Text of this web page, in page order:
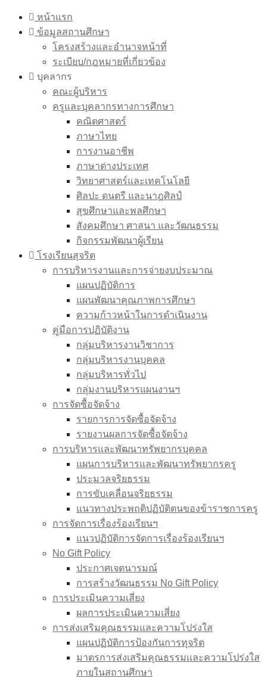
Skip
หน้าแรก
ข้อมูลสถานศึกษา
โครงสร้างและอำนาจหน้าที่
ระเบียบ/กฎหมายที่เกี่ยวข้อง
บุคลากร
คณะผู้บริหาร
ครูและบุคลากรทางการศึกษา
คณิตศาสตร์
ภาษาไทย
การงานอาชีพ
ภาษาต่างประเทศ
วิทยาศาสตร์และเทคโนโลยี
ศิลปะ ดนตรี และนาฎศิลป์
สุขศึกษาและพลศึกษา
สังคมศึกษา ศาสนา และวัฒนธรรม
กิจกรรมพัฒนาผู้เรียน
โรงเรียนสุจริต
การบริหารงานและการจ่ายงบประมาณ
แผนปฏิบัติการ
แผนพัฒนาคุณภาพการศึกษา
ความก้าวหน้าในการดำเนินงาน
คู่มือการปฏิบัติงาน
กลุ่มบริหารงานวิชาการ
กลุ่มบริหารงานบุคคล
กลุ่มบริหารทั่วไป
กลุ่มงานบริหารแผนงานฯ
การจัดซื้อจัดจ้าง
รายการการจัดซื้อจัดจ้าง
รายงานผลการจัดซื้อจัดจ้าง
การบริหารและพัฒนาทรัพยากรบุคคล
แผนการบริหารและพัฒนาทรัพยากรครู
ประมวลจริยธรรม
การขับเคลื่อนจริยธรรม
แนวทางประพฤติปฏิบัติตนของข้าราชการครู
การจัดการเรื่องร้องเรียนฯ
แนวปฏิบัติการจัดการเรื่องร้องเรียนฯ
No Gift Policy
ประกาศเจตนารมณ์
การสร้างวัฒนธรรม No Gift Policy
การประเมินความเสี่ยง
ผลการประเมินความเสี่ยง
การส่งเสริมคุณธรรมและความโปร่งใส
แผนปฏิบัติการป้องกันการทุจริต
มาตรการส่งเสริมคุณธรรมเเละความโปร่งใส
ภายในสถานศึกษา